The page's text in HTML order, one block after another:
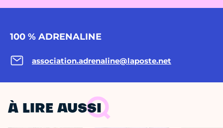
100 % ADRENALINE
association.adrenaline@laposte.net
À LIRE AUSSI